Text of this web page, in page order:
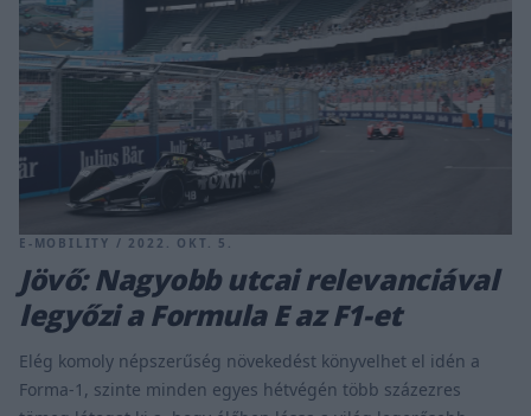
E-MOBILITY / 2022. OKT. 5.
Jövő: Nagyobb utcai relevanciával
legyőzi a Formula E az F1-et
Elég komoly népszerűség növekedést könyvelhet el idén a
Forma-1, szinte minden egyes hétvégén több százezres